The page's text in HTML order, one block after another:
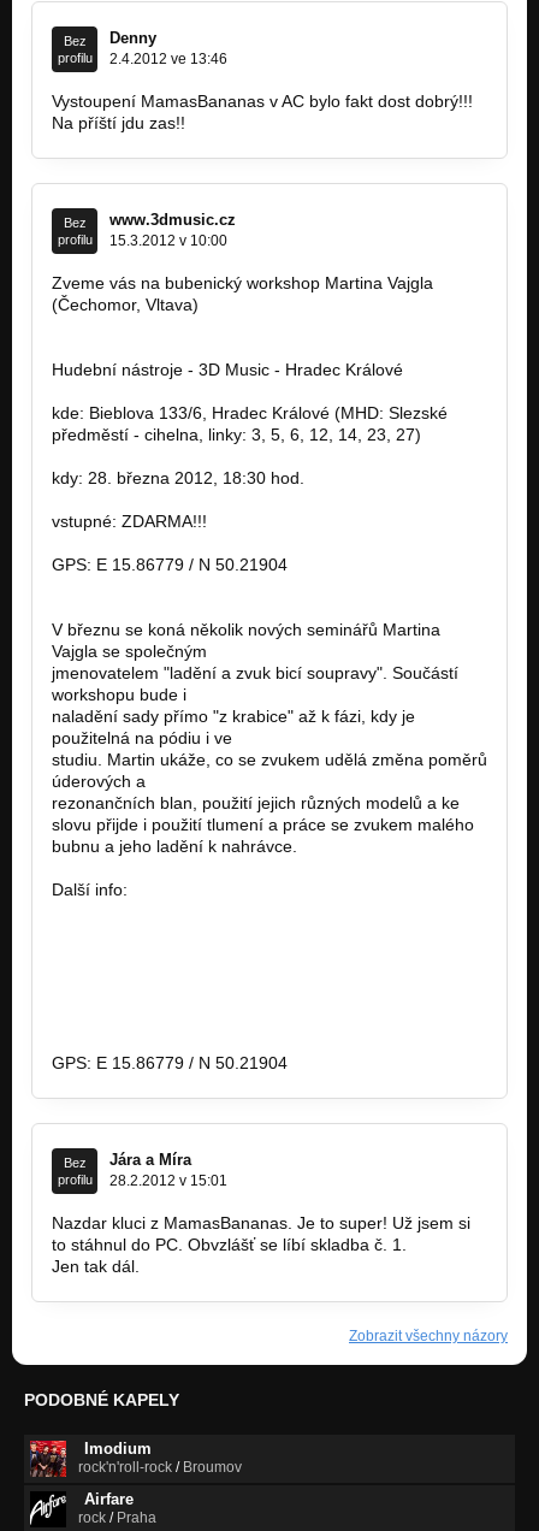
Bez
profilu
Denny
2.4.2012 ve 13:46
Vystoupení MamasBananas v AC bylo fakt dost dobrý!!!
Na příští jdu zas!!
Bez
profilu
www.3dmusic.cz
15.3.2012 v 10:00
Zveme vás na bubenický workshop Martina Vajgla
(Čechomor, Vltava)
Hudební nástroje - 3D Music - Hradec Králové
kde: Bieblova 133/6, Hradec Králové (MHD: Slezské
předměstí - cihelna, linky: 3, 5, 6, 12, 14, 23, 27)
kdy: 28. března 2012, 18:30 hod.
vstupné: ZDARMA!!!
GPS: E 15.86779 / N 50.21904
V březnu se koná několik nových seminářů Martina
Vajgla se společným
jmenovatelem "ladění a zvuk bicí soupravy". Součástí
workshopu bude i
naladění sady přímo "z krabice" až k fázi, kdy je
použitelná na pódiu i ve
studiu. Martin ukáže, co se zvukem udělá změna poměrů
úderových a
rezonančních blan, použití jejich různých modelů a ke
slovu přijde i použití tlumení a práce se zvukem malého
bubnu a jeho ladění k nahrávce.
Další info:
GPS: E 15.86779 / N 50.21904
Bez
profilu
Jára a Míra
28.2.2012 v 15:01
Nazdar kluci z MamasBananas. Je to super! Už jsem si
to stáhnul do PC. Obvzlášť se líbí skladba č. 1.
Jen tak dál.
Zobrazit všechny názory
PODOBNÉ KAPELY
Imodium
rock'n'roll-rock / Broumov
Airfare
rock / Praha